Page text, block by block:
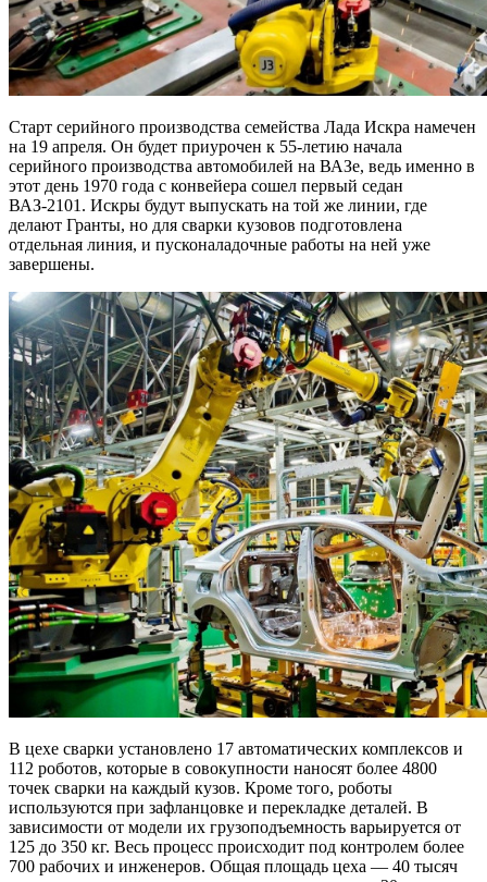
Старт серийного производства семейства Лада Искра намечен
на 19 апреля. Он будет приурочен к 55-летию начала
серийного производства автомобилей на ВАЗе, ведь именно в
этот день 1970 года с конвейера сошел первый седан
ВАЗ-2101. Искры будут выпускать на той же линии, где
делают Гранты, но для сварки кузовов подготовлена
отдельная линия, и пусконаладочные работы на ней уже
завершены.
В цехе сварки установлено 17 автоматических комплексов и
112 роботов, которые в совокупности наносят более 4800
точек сварки на каждый кузов. Кроме того, роботы
используются при зафланцовке и перекладке деталей. В
зависимости от модели их грузоподъемность варьируется от
125 до 350 кг. Весь процесс происходит под контролем более
700 рабочих и инженеров. Общая площадь цеха — 40 тысяч